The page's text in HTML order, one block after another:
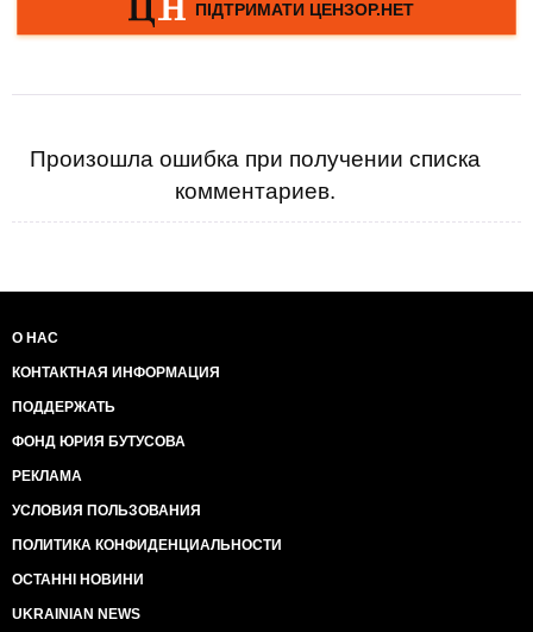
Произошла ошибка при получении списка
комментариев.
О НАС
КОНТАКТНАЯ ИНФОРМАЦИЯ
ПОДДЕРЖАТЬ
ФОНД ЮРИЯ БУТУСОВА
РЕКЛАМА
УСЛОВИЯ ПОЛЬЗОВАНИЯ
ПОЛИТИКА КОНФИДЕНЦИАЛЬНОСТИ
ОСТАННІ НОВИНИ
UKRAINIAN NEWS